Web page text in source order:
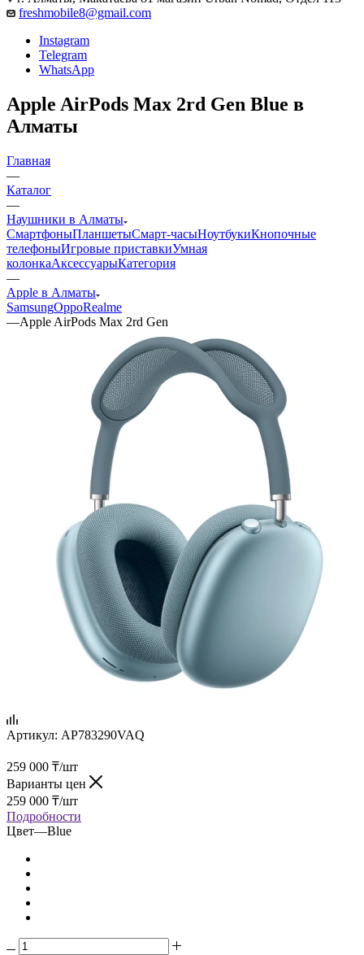
freshmobile8@gmail.com
Instagram
Telegram
WhatsApp
Apple AirPods Max 2rd Gen Blue в
Алматы
Главная
—
Каталог
—
Наушники в Алматы
СмартфоныПланшетыСмарт-часыНоутбукиКнопочные
телефоныИгровые приставкиУмная
колонкаАксессуарыКатегория
—
Apple в Алматы
SamsungOppoRealme
—Apple AirPods Max 2rd Gen
Артикул: AP783290VAQ
259 000 ₸/шт
Варианты цен
259 000 ₸/шт
Подробности
Цвет—Blue